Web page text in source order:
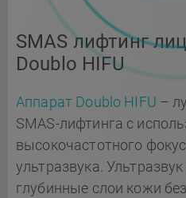
SMAS лифтинг
Doublo HIFU
Аппарат Doublo HIFU –
SMAS-лифтинга с
высокочастотного
ультразвука.
глубинные слои кожи